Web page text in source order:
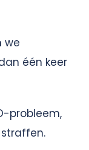
we
één keer
probleem,